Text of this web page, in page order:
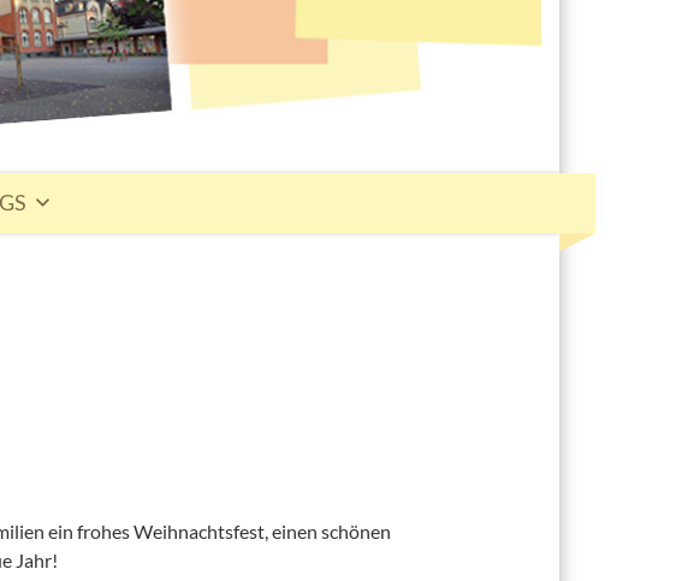
ein frohes Weihnachtsfest, einen schönen
Jahr!